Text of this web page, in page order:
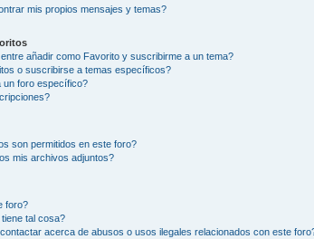
mis propios mensajes y temas?
añadir como Favorito y suscribirme a un tema?
o suscribirse a temas específicos?
un foro específico?
son permitidos en este foro?
mis archivos adjuntos?
foro?
tal cosa?
acerca de abusos o usos ilegales relacionados con este